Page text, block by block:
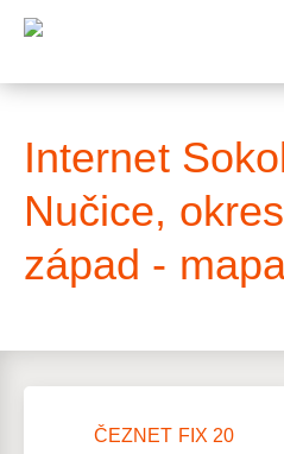
Internet
Nučice,
západ -
ČEZNET FIX 20
: Mapa pokrytí ulice